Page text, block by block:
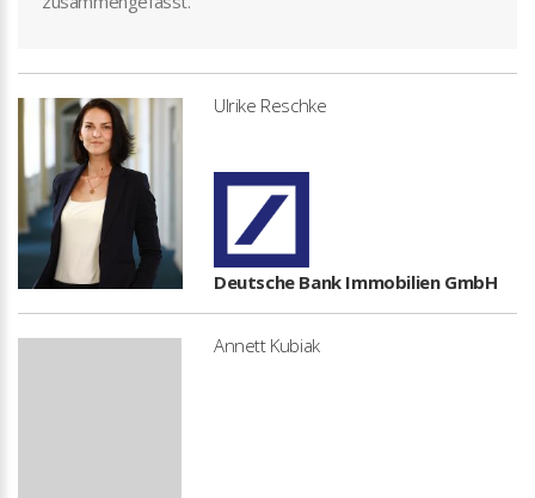
Ulrike Reschke
Deutsche Bank Immobilien GmbH
Annett Kubiak